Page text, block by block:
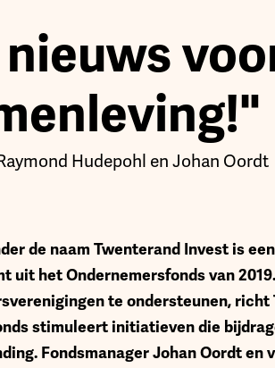
Hudepohl en Johan Oordt
de naam Twenterand Invest is
het Ondernemersfonds van
te ondersteunen, richt
stimuleert initiatieven die
Fondsmanager Johan Oordt en